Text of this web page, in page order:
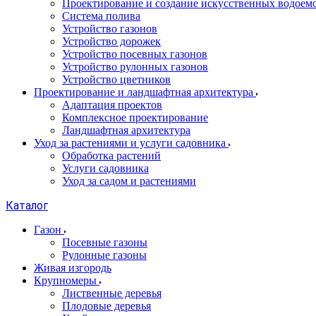
Проектирование и создание искусственных
Система полива
Устройство газонов
Устройство дорожек
Устройство посевных газонов
Устройство рулонных газонов
Устройство цветников
Проектирование и ландшафтная архитектура
Адаптация проектов
Комплексное проектирование
Ландшафтная архитектура
Уход за растениями и услуги садовника
Обработка растений
Услуги садовника
Уход за садом и растениями
Каталог
Газон
Посевные газоны
Рулонные газоны
Живая изгородь
Крупномеры
Лиственные деревья
Плодовые деревья